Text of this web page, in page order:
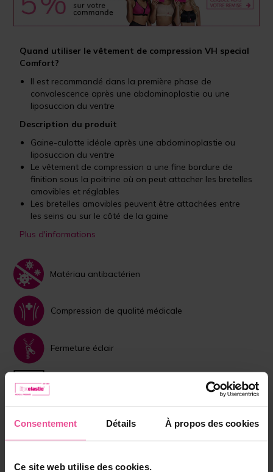
Consentement Détails À propos des cookies
Ce site web utilise des cookies.
Quand utiliser le vêtement de compression VH special
Comfort?
Il est recommandé dans la première phase de
convalescence après une abdominoplastie ou une
liposuccion du ventre
Description du produit
Gaine-culotte idéale après une abdominoplastie ou
liposuccion du ventre
Le vêtement de compression a une fine bordure de
finition sous la poitrine où on peut attacher les bretelles
amovibles et réglables
Les bretelles amovibles peuvent être attachées entre
les seins ou sur le côté de la gaine
Plus d'informations
Matériau antibactérien
Compression de qualité médicale
Fermeture éclair
Choisissez la couleur:
Beige